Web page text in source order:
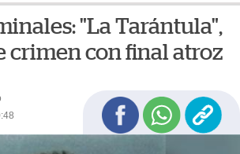
"La Tarántula",
crimen con final atroz